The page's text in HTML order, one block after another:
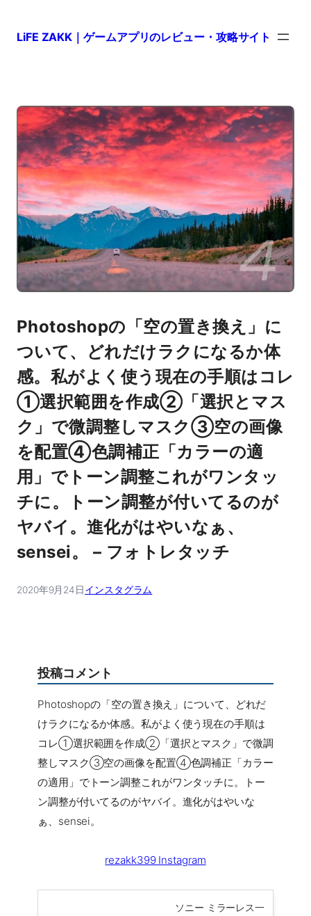
LiFE ZAKK｜ゲームアプリのレビュー・攻略サイト
Photoshopの「空の置き換え」に
ついて、どれだけラクになるか体
感。私がよく使う現在の手順はコレ
①選択範囲を作成②「選択とマス
ク」で微調整しマスク③空の画像
を配置④色調補正「カラーの適
用」でトーン調整これがワンタッ
チに。トーン調整が付いてるのが
ヤバイ。進化がはやいなぁ、
sensei。 – フォトレタッチ
2020年9月24日インスタグラム
投稿コメント
Photoshopの「空の置き換え」について、どれだ
けラクになるか体感。私がよく使う現在の手順は
コレ①選択範囲を作成②「選択とマスク」で微調
整しマスク③空の画像を配置④色調補正「カラー
の適用」でトーン調整これがワンタッチに。トー
ン調整が付いてるのがヤバイ。進化がはやいな
ぁ、sensei。
rezakk399 Instagram
ソニー ミラーレス一